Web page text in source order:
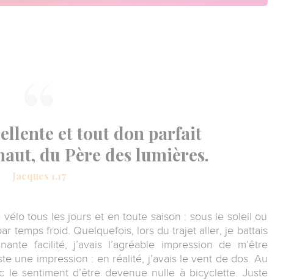
et tout don parfait
du Père des lumières.
Jacques 1.17
vélo tous les jours et en toute saison : sous le soleil ou
temps froid. Quelquefois, lors du trajet aller, je battais
facilité, j’avais l’agréable impression de m’être
une impression : en réalité, j’avais le vent de dos. Au
le sentiment d’être devenue nulle à bicyclette. Juste